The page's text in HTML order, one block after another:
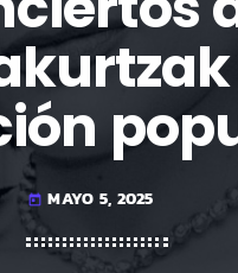
today MAYO 5, 2025